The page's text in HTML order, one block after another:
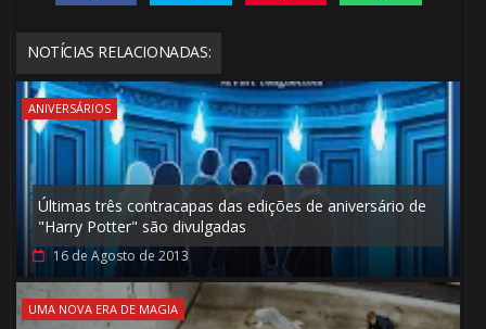
NOTÍCIAS RELACIONADAS:
ANIVERSÁRIOS
Últimas três contracapas das edições de aniversário de
"Harry Potter" são divulgadas
16 de Agosto de 2013
UMA NOVA ERA DE MAGIA
🎈
⚡
🎂
🎈
🎂